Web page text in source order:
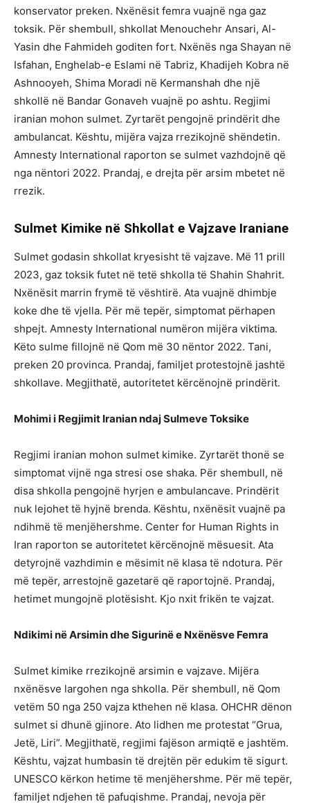
konservator preken. Nxënësit femra vuajnë nga gaz
toksik. Për shembull, shkollat Menouchehr Ansari, Al-
Yasin dhe Fahmideh goditen fort. Nxënës nga Shayan në
Isfahan, Enghelab-e Eslami në Tabriz, Khadijeh Kobra në
Ashnooyeh, Shima Moradi në Kermanshah dhe një
shkollë në Bandar Gonaveh vuajnë po ashtu. Regjimi
iranian mohon sulmet. Zyrtarët pengojnë prindërit dhe
ambulancat. Kështu, mijëra vajza rrezikojnë shëndetin.
Amnesty International raporton se sulmet vazhdojnë që
nga nëntori 2022. Prandaj, e drejta për arsim mbetet në
rrezik.
Sulmet Kimike në Shkollat e Vajzave Iraniane
Sulmet godasin shkollat kryesisht të vajzave. Më 11 prill
2023, gaz toksik futet në tetë shkolla të Shahin Shahrit.
Nxënësit marrin frymë të vështirë. Ata vuajnë dhimbje
koke dhe të vjella. Për më tepër, simptomat përhapen
shpejt. Amnesty International numëron mijëra viktima.
Këto sulme fillojnë në Qom më 30 nëntor 2022. Tani,
preken 20 provinca. Prandaj, familjet protestojnë jashtë
shkollave. Megjithatë, autoritetet kërcënojnë prindërit.
Mohimi i Regjimit Iranian ndaj Sulmeve Toksike
Regjimi iranian mohon sulmet kimike. Zyrtarët thonë se
simptomat vijnë nga stresi ose shaka. Për shembull, në
disa shkolla pengojnë hyrjen e ambulancave. Prindërit
nuk lejohet të hyjnë brenda. Kështu, nxënësit vuajnë pa
ndihmë të menjëhershme. Center for Human Rights in
Iran raporton se autoritetet kërcënojnë mësuesit. Ata
detyrojnë vazhdimin e mësimit në klasa të ndotura. Për
më tepër, arrestojnë gazetarë që raportojnë. Prandaj,
hetimet mungojnë plotësisht. Kjo nxit frikën te vajzat.
Ndikimi në Arsimin dhe Sigurinë e Nxënësve Femra
Sulmet kimike rrezikojnë arsimin e vajzave. Mijëra
nxënësve largohen nga shkolla. Për shembull, në Qom
vetëm 50 nga 250 vajza kthehen në klasa. OHCHR dënon
sulmet si dhunë gjinore. Ato lidhen me protestat “Grua,
Jetë, Liri”. Megjithatë, regjimi fajëson armiqtë e jashtëm.
Kështu, vajzat humbasin të drejtën për edukim të sigurt.
UNESCO kërkon hetime të menjëhershme. Për më tepër,
familjet ndjehen të pafuqishme. Prandaj, nevoja për